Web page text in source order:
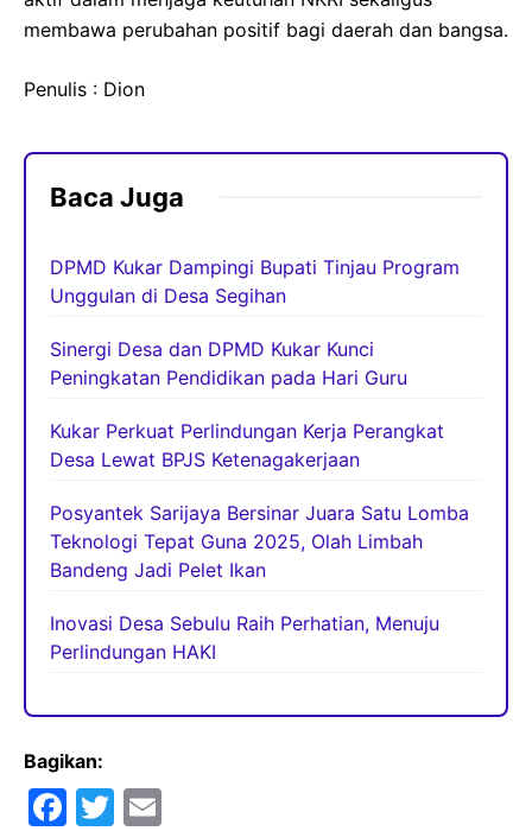
membawa perubahan positif bagi daerah dan bangsa.
Penulis : Dion
Baca Juga
DPMD Kukar Dampingi Bupati Tinjau Program
Unggulan di Desa Segihan
Sinergi Desa dan DPMD Kukar Kunci
Peningkatan Pendidikan pada Hari Guru
Kukar Perkuat Perlindungan Kerja Perangkat
Desa Lewat BPJS Ketenagakerjaan
Posyantek Sarijaya Bersinar Juara Satu Lomba
Teknologi Tepat Guna 2025, Olah Limbah
Bandeng Jadi Pelet Ikan
Inovasi Desa Sebulu Raih Perhatian, Menuju
Perlindungan HAKI
Bagikan:
F
T